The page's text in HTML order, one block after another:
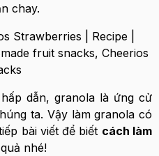
chay.
dẫn, granola là ứng cử
ta. Vậy làm granola có
bài viết để biết cách làm
nhé!